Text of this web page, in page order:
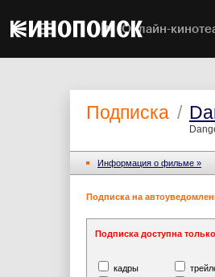
Онлайн-
Подписка /
Информация o фильме »
Подписка на
Подписка доступна только
кадры